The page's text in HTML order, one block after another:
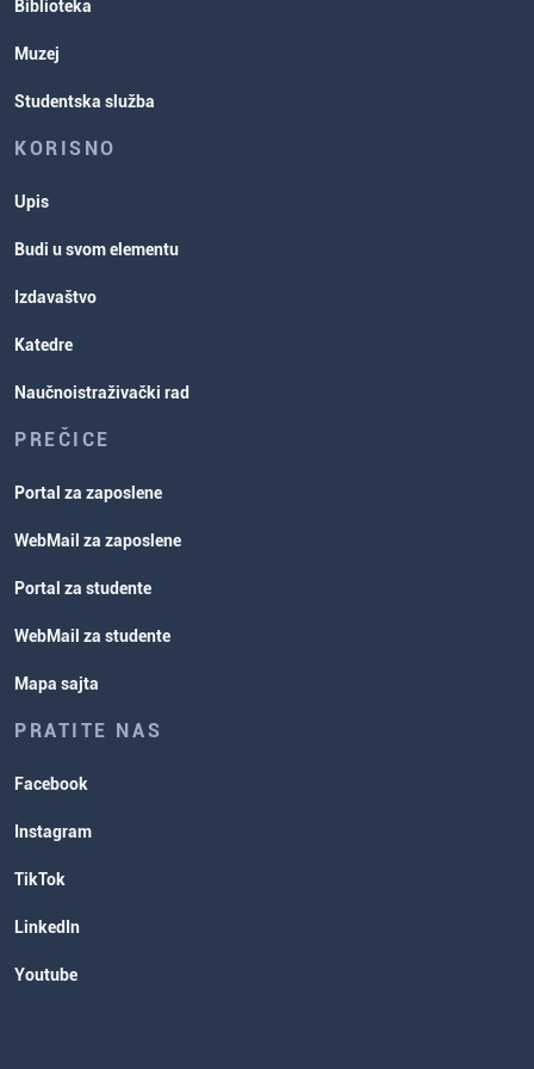
Biblioteka
Muzej
Studentska služba
KORISNO
Upis
Budi u svom elementu
Izdavaštvo
Katedre
Naučnoistraživački rad
PREČICE
Portal za zaposlene
WebMail za zaposlene
Portal za studente
WebMail za studente
Mapa sajta
PRATITE NAS
Facebook
Instagram
TikTok
LinkedIn
Youtube